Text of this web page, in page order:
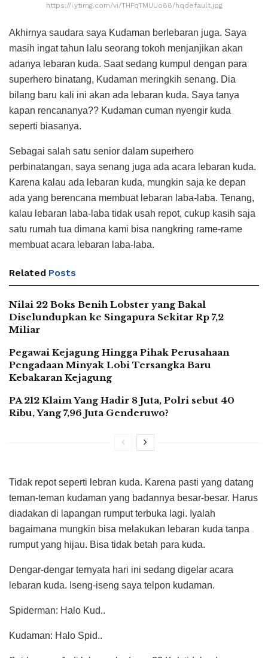
https://i.ytimg.com/vi/THFqTMUUo88/hqdefault.jpg
Akhirnya saudara saya Kudaman berlebaran juga. Saya
masih ingat tahun lalu seorang tokoh menjanjikan akan
adanya lebaran kuda. Saat sedang kumpul dengan para
superhero binatang, Kudaman meringkih senang. Dia
bilang baru kali ini akan ada lebaran kuda. Saya tanya
kapan rencananya?? Kudaman cuman nyengir kuda
seperti biasanya.
Sebagai salah satu senior dalam superhero
perbinatangan, saya senang juga ada acara lebaran kuda.
Karena kalau ada lebaran kuda, mungkin saja ke depan
ada yang berencana membuat lebaran laba-laba. Tenang,
kalau lebaran laba-laba tidak usah repot, cukup kasih saja
satu rumah tua dimana kami bisa nangkring rame-rame
membuat acara lebaran laba-laba.
Related Posts
Nilai 22 Boks Benih Lobster yang Bakal
Diselundupkan ke Singapura Sekitar Rp 7,2
Miliar
Pegawai Kejagung Hingga Pihak Perusahaan
Pengadaan Minyak Lobi Tersangka Baru
Kebakaran Kejagung
PA 212 Klaim Yang Hadir 8 Juta, Polri sebut 40
Ribu, Yang 7,96 Juta Genderuwo?
Tidak repot seperti lebran kuda. Karena pasti yang datang
teman-teman kudaman yang badannya besar-besar. Harus
diadakan di lapangan rumput terbuka lagi. Iyalah
bagaimana mungkin bisa melakukan lebaran kuda tanpa
rumput yang hijau. Bisa tidak betah para kuda.
Dengar-dengar ternyata hari ini sedang digelar acara
lebaran kuda. Iseng-iseng saya telpon kudaman.
Spiderman: Halo Kud..
Kudaman: Halo Spid..